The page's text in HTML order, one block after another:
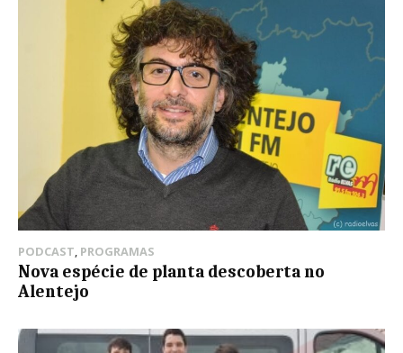
PODCAST, PROGRAMAS
Nova espécie de planta descoberta no
Alentejo